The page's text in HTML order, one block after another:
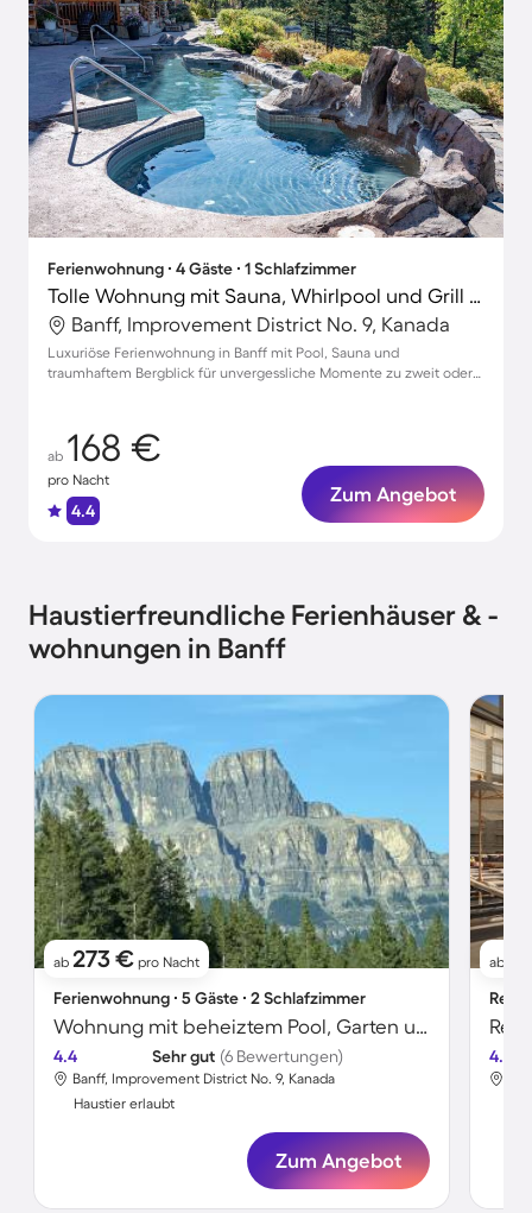
Ferienwohnung ∙ 4 Gäste ∙ 1 Schlafzimmer
Tolle Wohnung mit Sauna, Whirlpool und Grill | Bergblick
Banff, Improvement District No. 9, Kanada
Luxuriöse Ferienwohnung in Banff mit Pool, Sauna und
traumhaftem Bergblick für unvergessliche Momente zu zweit oder
ab 168 €
pro Nacht
4.4
Zum Angebot
Haustierfreundliche Ferienhäuser & -
wohnungen in Banff
ab 273 € pro Nacht
Ferienwohnung ∙ 5 Gäste ∙ 2 Schlafzimmer
Wohnung mit beheiztem Pool, Garten und Whirlpool | Bergblick
4.4 Sehr gut (6 Bewertungen)
Banff, Improvement District No. 9, Kanada
Haustier erlaubt
Zum Angebot
ab
4.6